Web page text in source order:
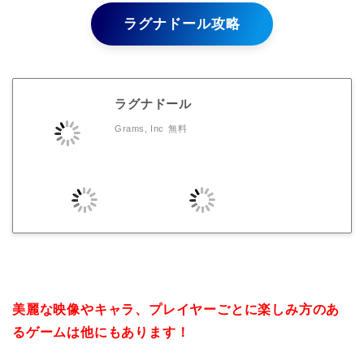
ラグナドール攻略
ラグナドール
Grams, Inc 無料
美麗な映像やキャラ、プレイヤーごとに楽しみ方のあ
るゲームは他にもあります！